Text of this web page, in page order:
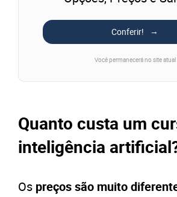
Conferir!
Você permanecerá no site atual
Quanto custa um
inteligência
Os preços são muito